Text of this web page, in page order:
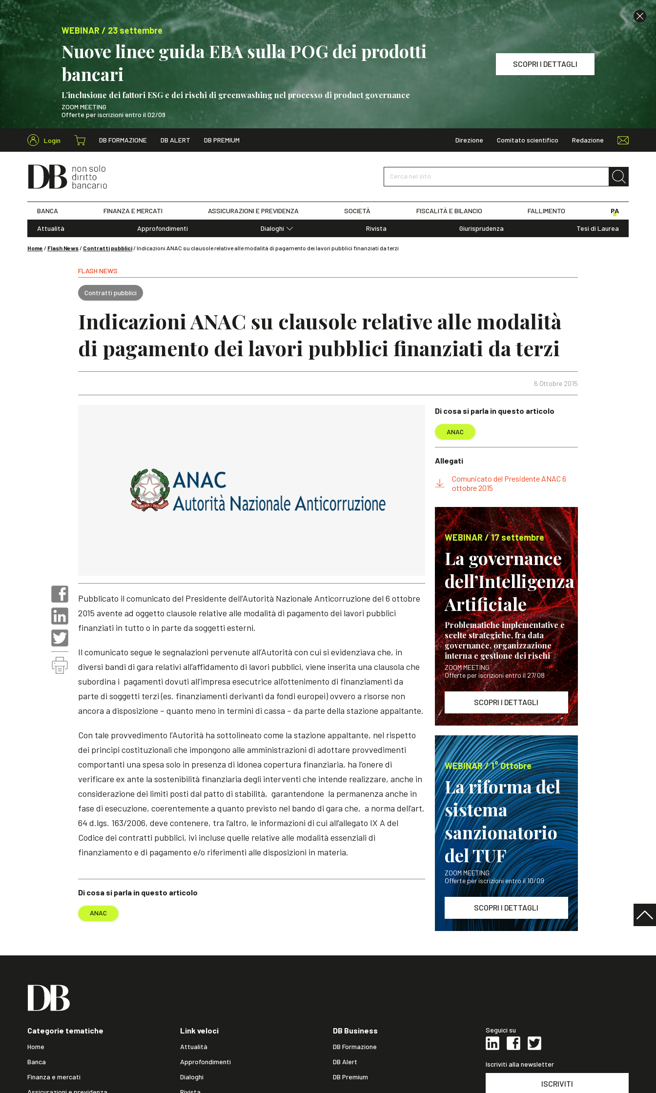
WEBINAR / 23 settembre
Nuove linee guida EBA sulla POG dei prodotti
bancari
L’inclusione dei fattori ESG e dei rischi di greenwashing nel processo di product governance
ZOOM MEETING
Offerte per iscrizioni entro il 02/09
SCOPRI I DETTAGLI
WEBINAR / 23 settembre Nuove linee guida EBA sulla POG dei prodotti bancari SCOPRI I DETTAGLI
Login DB FORMAZIONE DB ALERT DB PREMIUM Direzione Comitato scientifico Redazione
Cerca nel sito
Cerca nel sito
BANCA FINANZA E MERCATI ASSICURAZIONI E PREVIDENZA SOCIETÀ FISCALITÀ E BILANCIO FALLIMENTO PA
Attualità Approfondimenti
Dialoghi
Rivista Giurisprudenza Tesi di Laurea
Home / Flash News/ Contratti pubblici/Indicazioni ANAC su clausole relative alle modalità di pagamento dei lavori pubblici finanziati da terzi
FLASH NEWS
Contratti pubblici
Indicazioni ANAC su clausole relative alle modalità
di pagamento dei lavori pubblici finanziati da terzi
6 Ottobre 2015
Di cosa si parla in questo articolo
ANAC
Pubblicato il comunicato del Presidente dell’Autorità Nazionale Anticorruzione del 6 ottobre
2015 avente ad oggetto clausole relative alle modalità di pagamento dei lavori pubblici
finanziati in tutto o in parte da soggetti esterni.
Il comunicato segue le segnalazioni pervenute all’Autorità con cui si evidenziava che, in
diversi bandi di gara relativi all’affidamento di lavori pubblici, viene inserita una clausola che
subordina i pagamenti dovuti all’impresa esecutrice all’ottenimento di finanziamenti da
parte di soggetti terzi (es. finanziamenti derivanti da fondi europei) ovvero a risorse non
ancora a disposizione – quanto meno in termini di cassa – da parte della stazione appaltante.
Con tale provvedimento l’Autorità ha sottolineato come la stazione appaltante, nel rispetto
dei principi costituzionali che impongono alle amministrazioni di adottare provvedimenti
comportanti una spesa solo in presenza di idonea copertura finanziaria, ha l’onere di
verificare ex ante la sostenibilità finanziaria degli interventi che intende realizzare, anche in
considerazione dei limiti posti dal patto di stabilità, garantendone la permanenza anche in
fase di esecuzione, coerentemente a quanto previsto nel bando di gara che, a norma dell’art.
64 d.lgs. 163/2006, deve contenere, tra l’altro, le informazioni di cui all’allegato IX A del
Codice dei contratti pubblici, ivi incluse quelle relative alle modalità essenziali di
finanziamento e di pagamento e/o riferimenti alle disposizioni in materia.
Di cosa si parla in questo articolo
ANAC
Allegati
Comunicato del Presidente ANAC 6
ottobre 2015
WEBINAR / 17 settembre
La governance
dell’Intelligenza
Artificiale
Problematiche implementative e
scelte strategiche, fra data
governance, organizzazione
interna e gestione dei rischi
ZOOM MEETING
Offerte per iscrizioni entro il 27/08
SCOPRI I DETTAGLI
WEBINAR / 1° Ottobre
La riforma del
sistema
sanzionatorio
del TUF
ZOOM MEETING
Offerte per iscrizioni entro il 10/09
SCOPRI I DETTAGLI
Categorie tematiche
Home
Banca
Finanza e mercati
Link veloci
Attualità
Approfondimenti
Dialoghi
DB Business
DB Formazione
DB Alert
DB Premium
Seguici su
Iscriviti alla newsletter
ISCRIVITI